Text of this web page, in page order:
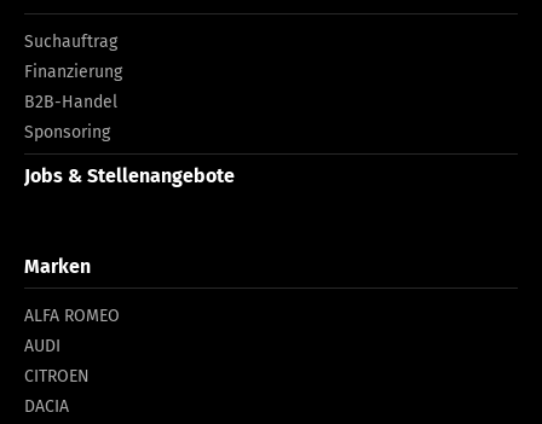
Suchauftrag
Finanzierung
B2B-Handel
Sponsoring
Jobs & Stellenangebote
Marken
ALFA ROMEO
AUDI
CITROEN
DACIA